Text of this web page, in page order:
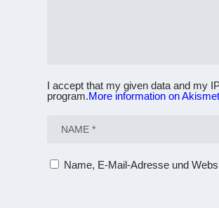
I accept that my given data and my
program.More information on
Name, E-Mail-Adresse und